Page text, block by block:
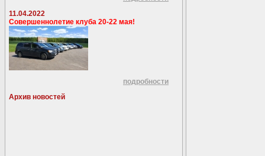
11.04.2022
Совершеннолетие клуба 20-22 мая!
подробности
Архив новостей